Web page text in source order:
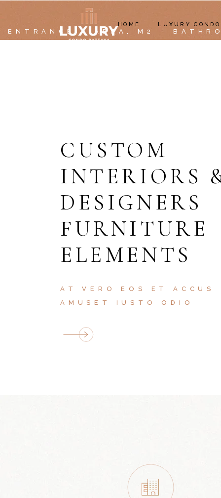
HOME LUXURY CONDO
ENTRANCE AREA, M2
CUSTOM
INTERIORS
DESIGNERS
FURNITURE
ELEMENTS
AT VERO EOS ET ACCUS
AMUSET IUSTO ODIO